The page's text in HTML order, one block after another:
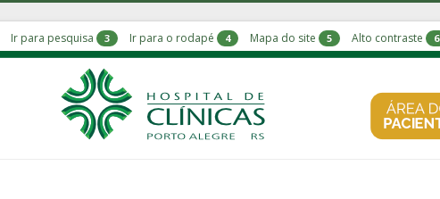
Ir para pesquisa 3 Ir para o rodapé 4 Mapa do site 5 Alto contraste 6